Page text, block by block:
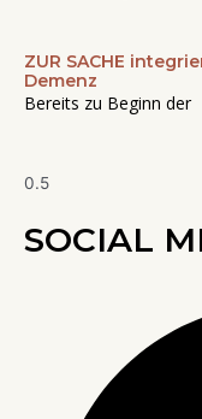
ZUR SACHE
Demenz
Bereits zu Beginn der
SOCIAL